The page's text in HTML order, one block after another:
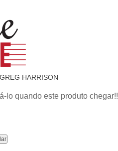
HARRISON
lo quando este produto chegar!!